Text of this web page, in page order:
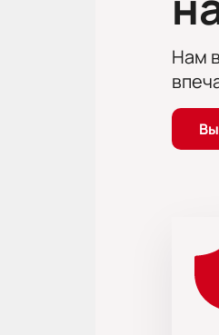
Где
Нам